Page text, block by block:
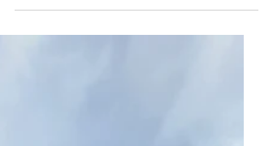
d'Italie !!! .